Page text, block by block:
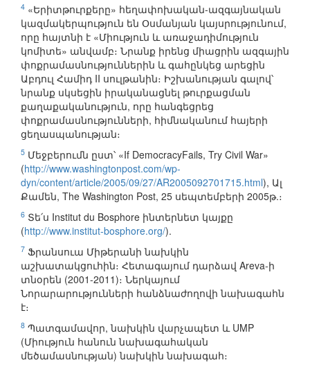
4 «Երիտթուրքերը» հեղափոխական-ազգայնական
կազմակերպություն են Օսմանյան կայսրությունում,
որը հայտնի է «Միություն և առաջադիմություն
կոմիտե» անվամբ։ Նրանք իրենց միացրին ազգային
փոքրամասնություններին և գահընկեց արեցին
Աբդուլ Համիդ II սուլթանին։ Իշխանության գալով՝
նրանք սկսեցին իրականացնել թուրքացման
քաղաքականություն, որը հանգեցրեց
փոքրամասնությունների, հիմնականում հայերի
ցեղասպանության։
5 Մեջբերումն ըստ՝ «If DemocracyFails, Try Civil War»
(http://www.washingtonpost.com/wp-
dyn/content/article/2005/09/27/AR2005092701715.html), Ալ
Քամեն, The Washington Post, 25 սեպտեմբերի 2005թ.։
6 Տե՛ս Institut du Bosphore ինտերնետ կայքը
(http://www.institut-bosphore.org/).
7 Ֆրանսուա Միթերանի նախկին
աշխատակցուհին։ Հետագայում դարձավ Areva-ի
տնօրեն (2001-2011)։ Ներկայում
Նորարարությունների հանձնաժողովի նախագահն
է։
8 Պատգամավոր, նախկին վարչապետ և UMP
(Միություն հանուն նախագահական
մեծամասնության) նախկին նախագահ։